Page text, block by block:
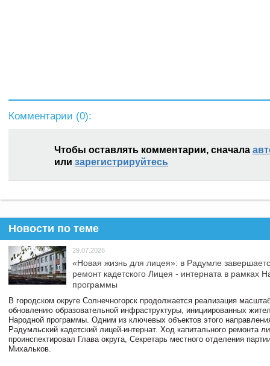
Комментарии (0):
Чтобы оставлять комментарии, сначала
или зарегистрируйтесь
Новости по теме
29.07.2026
«Новая жизнь для лицея»: в Радумле
ремонт кадетского Лицея - интерната в рамках
программы
В городском округе Солнечногорск продолжается реализация
обновлению образовательной инфраструктуры, инициированных
Народной программы. Одним из ключевых объектов этого
Радумльский кадетский лицей-интернат. Ход капитального ремонта
проинспектировал Глава округа, Секретарь местного отделения
Михальков.